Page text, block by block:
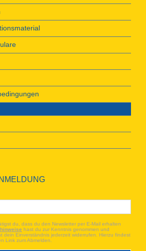
du, dass du den Newsletter per E-Mail erhalten
hast du zur Kenntnis genommen und
dein Einverständnis jederzeit widerrufen. Hierzu findest
Link zum Abmelden.